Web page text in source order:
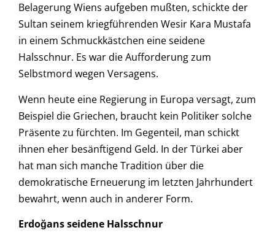
Belagerung Wiens aufgeben mußten, schickte der
Sultan seinem kriegführenden Wesir Kara Mustafa
in einem Schmuckkästchen eine seidene
Halsschnur. Es war die Aufforderung zum
Selbstmord wegen Versagens.
Wenn heute eine Regierung in Europa versagt, zum
Beispiel die Griechen, braucht kein Politiker solche
Präsente zu fürchten. Im Gegenteil, man schickt
ihnen eher besänftigend Geld. In der Türkei aber
hat man sich manche Tradition über die
demokratische Erneuerung im letzten Jahrhundert
bewahrt, wenn auch in anderer Form.
Erdoğans seidene Halsschnur